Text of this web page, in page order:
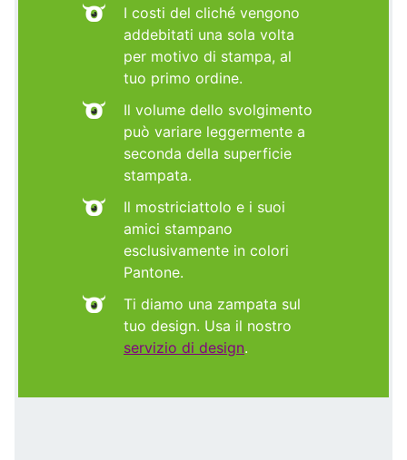
I costi del cliché vengono
addebitati una sola volta
per motivo di stampa, al
tuo primo ordine.
Il volume dello svolgimento
può variare leggermente a
seconda della superficie
stampata.
Il mostriciattolo e i suoi
amici stampano
esclusivamente in colori
Pantone.
Ti diamo una zampata sul
tuo design. Usa il nostro
servizio di design.